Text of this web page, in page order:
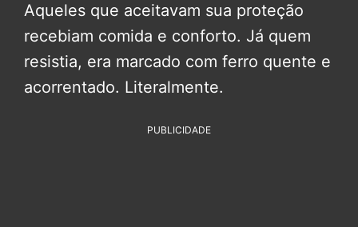
Aqueles que aceitavam sua proteção
recebiam comida e conforto. Já quem
resistia, era marcado com ferro quente e
acorrentado. Literalmente.
PUBLICIDADE